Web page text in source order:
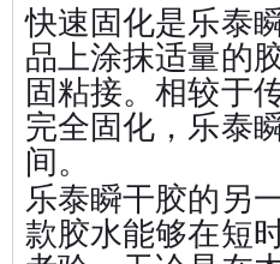
快速固化是乐泰
品上涂抹适量的
固粘接。相较于
完全固化，乐泰
间。
乐泰瞬干胶的另
款胶水能够在短